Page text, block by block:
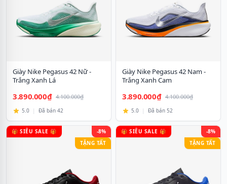
Giày Nike Pegasus 42 Nữ -
Trắng Xanh Lá
3.890.000₫ 4.100.000₫
5.0 | Đã bán 42
Giày Nike Pegasus 42 Nam -
Trắng Xanh Cam
3.890.000₫ 4.100.000₫
5.0 | Đã bán 52
🎁 SIÊU SALE 🎁
-8%
TẶNG TẤT
🎁 SIÊU SALE 🎁
-8%
TẶNG TẤT